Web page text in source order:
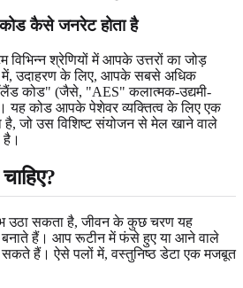
कैसे जनरेट होता है
विभिन्न श्रेणियों में आपके उत्तरों का जोड़
में, उदाहरण के लिए, आपके सबसे अधिक
कोड" (जैसे, "AES" कलात्मक-उद्यमी-
यह कोड आपके पेशेवर व्यक्तित्व के लिए एक
जो उस विशिष्ट संयोजन से मेल खाने वाले
उठा सकता है, जीवन के कुछ चरण यह
बनाते हैं। आप रूटीन में फंसे हुए या आने वाले
हैं। ऐसे पलों में, वस्तुनिष्ठ डेटा एक मजबूत